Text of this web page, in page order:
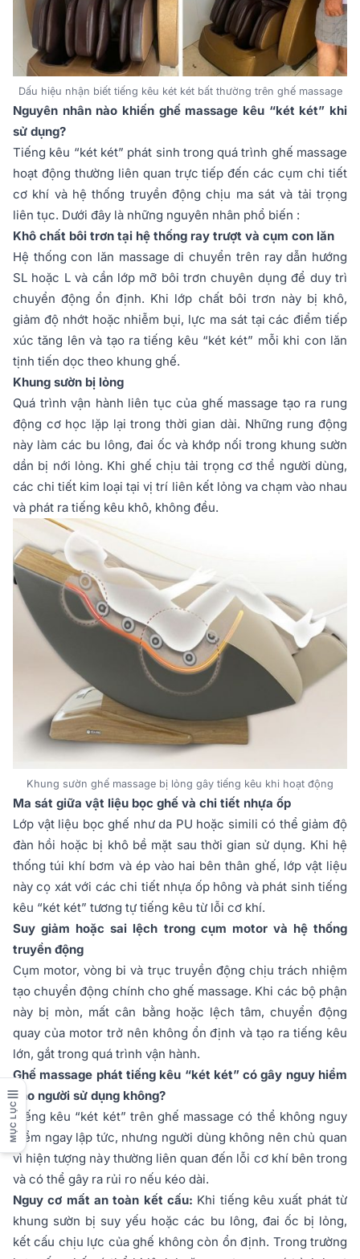
Dấu hiệu nhận biết tiếng kêu két két bất thường trên ghế massage
Nguyên nhân nào khiến ghế massage kêu “két két” khi
sử dụng?
Tiếng kêu “két két” phát sinh trong quá trình ghế massage
hoạt động thường liên quan trực tiếp đến các cụm chi tiết
cơ khí và hệ thống truyền động chịu ma sát và tải trọng
liên tục. Dưới đây là những nguyên nhân phổ biến :
Khô chất bôi trơn tại hệ thống ray trượt và cụm con lăn
Hệ thống con lăn massage di chuyển trên ray dẫn hướng
SL hoặc L và cần lớp mỡ bôi trơn chuyên dụng để duy trì
chuyển động ổn định. Khi lớp chất bôi trơn này bị khô,
giảm độ nhớt hoặc nhiễm bụi, lực ma sát tại các điểm tiếp
xúc tăng lên và tạo ra tiếng kêu “két két” mỗi khi con lăn
tịnh tiến dọc theo khung ghế.
Khung sườn bị lỏng
Quá trình vận hành liên tục của ghế massage tạo ra rung
động cơ học lặp lại trong thời gian dài. Những rung động
này làm các bu lông, đai ốc và khớp nối trong khung sườn
dần bị nới lỏng. Khi ghế chịu tải trọng cơ thể người dùng,
các chi tiết kim loại tại vị trí liên kết lỏng va chạm vào nhau
và phát ra tiếng kêu khô, không đều.
Khung sườn ghế massage bị lỏng gây tiếng kêu khi hoạt động
Ma sát giữa vật liệu bọc ghế và chi tiết nhựa ốp
Lớp vật liệu bọc ghế như da PU hoặc simili có thể giảm độ
đàn hồi hoặc bị khô bề mặt sau thời gian sử dụng. Khi hệ
thống túi khí bơm và ép vào hai bên thân ghế, lớp vật liệu
này cọ xát với các chi tiết nhựa ốp hông và phát sinh tiếng
kêu “két két” tương tự tiếng kêu từ lỗi cơ khí.
Suy giảm hoặc sai lệch trong cụm motor và hệ thống
truyền động
Cụm motor, vòng bi và trục truyền động chịu trách nhiệm
tạo chuyển động chính cho ghế massage. Khi các bộ phận
này bị mòn, mất cân bằng hoặc lệch tâm, chuyển động
quay của motor trở nên không ổn định và tạo ra tiếng kêu
lớn, gắt trong quá trình vận hành.
Ghế massage phát tiếng kêu “két két” có gây nguy hiểm
cho người sử dụng không?
Tiếng kêu “két két” trên ghế massage có thể không nguy
hiểm ngay lập tức, nhưng người dùng không nên chủ quan
vì hiện tượng này thường liên quan đến lỗi cơ khí bên trong
và có thể gây ra rủi ro nếu kéo dài.
Nguy cơ mất an toàn kết cấu: Khi tiếng kêu xuất phát từ
khung sườn bị suy yếu hoặc các bu lông, đai ốc bị lỏng,
kết cấu chịu lực của ghế không còn ổn định. Trong trường
MỤC LỤC